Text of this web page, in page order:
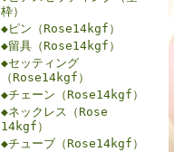
枠）
◆ピン（Rose14kgf）
◆留具（Rose14kgf）
◆セッティング
（Rose14kgf）
◆チェーン（Rose14kgf）
◆ネックレス（Rose
14kgf）
◆チューブ（Rose14kgf）